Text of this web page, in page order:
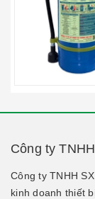
Công ty
Công ty TNHH
kinh doanh thiết